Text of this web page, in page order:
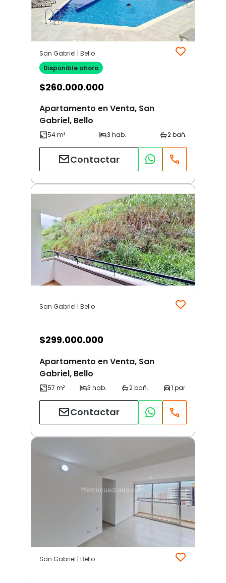
San Gabriel | Bello
Disponible ahora
$260.000.000
Apartamento en Venta, San
Gabriel, Bello
Contactar
San Gabriel | Bello
$299.000.000
Apartamento en Venta, San
Gabriel, Bello
Contactar
San Gabriel | Bello